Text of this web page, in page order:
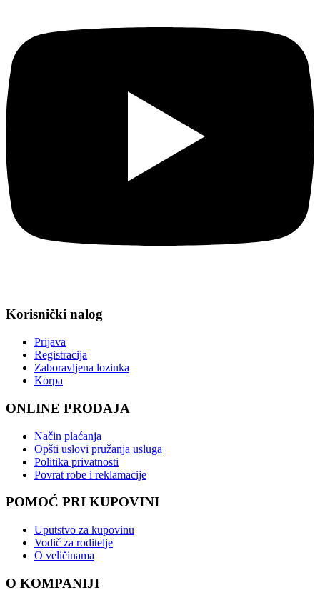
Korisnički nalog
Prijava
Registracija
Zaboravljena lozinka
Korpa
ONLINE PRODAJA
Način plaćanja
Opšti uslovi pružanja usluga
Politika privatnosti
Povrat robe i reklamacije
POMOĆ PRI KUPOVINI
Uputstvo za kupovinu
Vodič za roditelje
O veličinama
O KOMPANIJI